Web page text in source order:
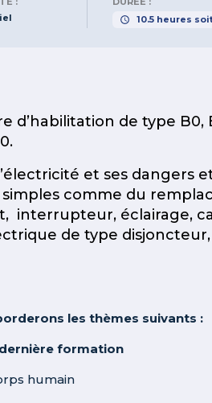
10.5 heures
d’habilitation de type B0,
et ses dangers
comme du
interrupteur, éclairage,
de type
les thèmes suivants :
dernière formation
humain